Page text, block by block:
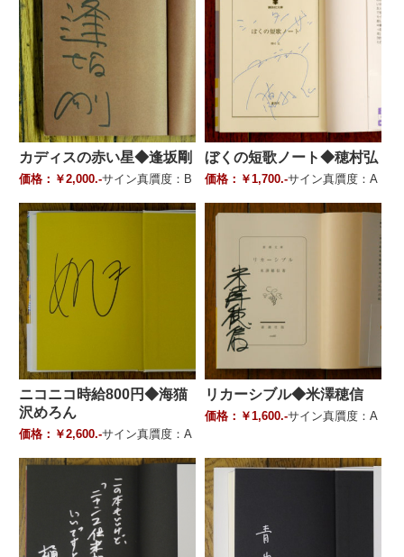
カディスの赤い星◆逢坂剛
価格：￥2,000.-サイン真贋度：B
ぼくの短歌ノート◆穂村弘
価格：￥1,700.-サイン真贋度：A
ニコニコ時給800円◆海猫
沢めろん
価格：￥2,600.-サイン真贋度：A
リカーシブル◆米澤穂信
価格：￥1,600.-サイン真贋度：A